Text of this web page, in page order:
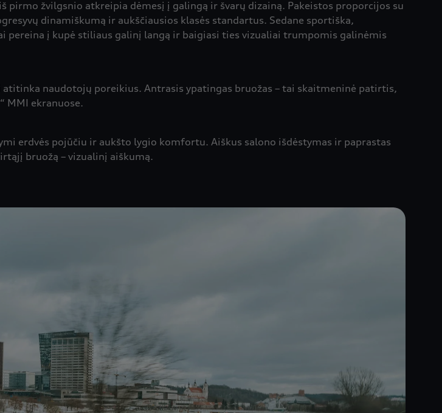
žvilgsnio atkreipia dėmesį į galingą ir švarų dizainą. Pakeistos proporcijos su
dinamiškumą ir aukščiausios klasės standartus. Sedane sportiška,
į kupė stiliaus galinį langą ir baigiasi ties vizualiai trumpomis galinėmis
naudotojų poreikius. Antrasis ypatingas bruožas – tai skaitmeninė patirtis,
MMI ekranuose.
erdvės pojūčiu ir aukšto lygio komfortu. Aiškus salono išdėstymas ir paprastas
bruožą – vizualinį aiškumą.